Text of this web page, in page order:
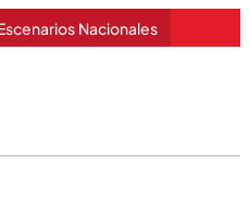
Nacionales